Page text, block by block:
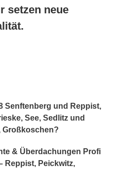
setzen neue
Senftenberg und Reppist,
See, Sedlitz und
Großkoschen?
& Überdachungen Profi
Reppist, Peickwitz,